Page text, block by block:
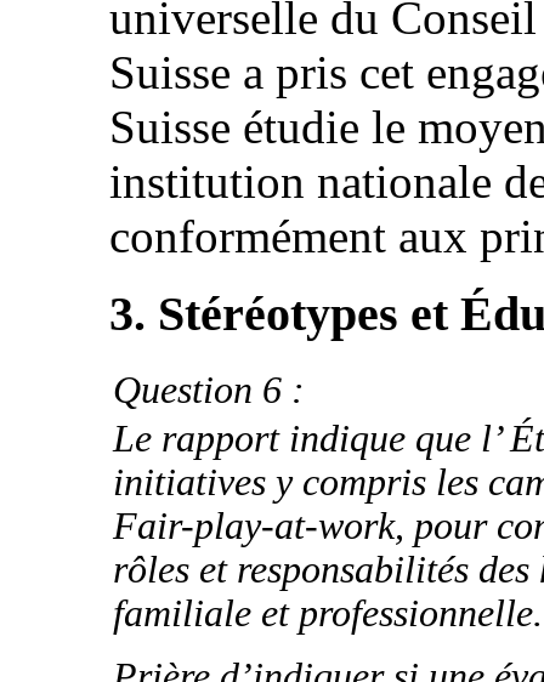
universelle du
Suisse a pris cet
Suisse étudie le
institution nationale
conformément aux
3. Stéréotypes et
Question 6 :
Le rapport indique que l’
initiatives y compris les
Fair-play-at-work, pour
rôles et responsabilités des
familiale et professionnelle.